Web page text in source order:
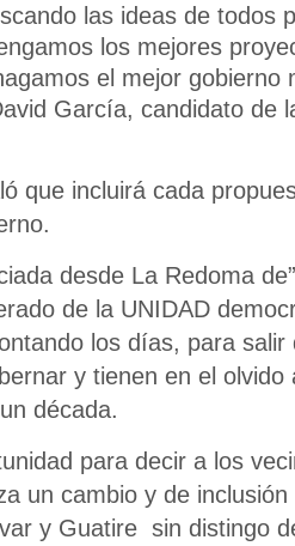
las ideas de todos
los mejores
el mejor gobierno
García, candidato de
que incluirá cada
desde La Redoma
de la UNIDAD
los días, para
y tienen en el
década.
para decir a los
un cambio y de
y Guatire sin distingo